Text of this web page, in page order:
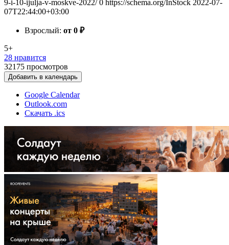
9-i-10-ijulja-v-moskve-2022/ 0 https://schema.org/InStock 2022-07-
07T22:44:00+03:00
Взрослый: от 0 ₽
5+
28 нравится
32175 просмотров
Добавить в календарь
Google Calendar
Outlook.com
Скачать .ics